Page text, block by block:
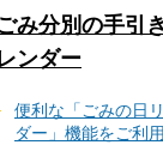
み分別の手引
ンダー
便利な「ごみの日
ダー」機能をご利